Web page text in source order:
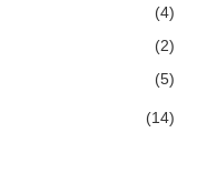
(4)
(2)
(5)
(14)